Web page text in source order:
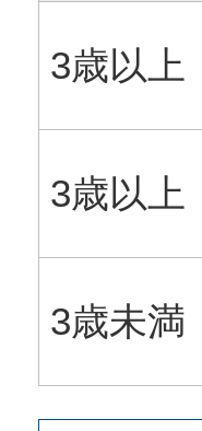
3歳以上
3歳以上
3歳未満